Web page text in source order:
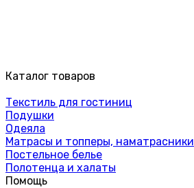
Каталог товаров
Текстиль для гостиниц
Подушки
Одеяла
Матрасы и топперы, наматрасники
Постельное белье
Полотенца и халаты
Помощь